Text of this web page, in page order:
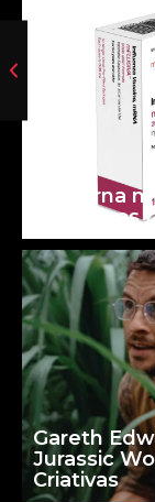
Moderna
as Vacinas
Gareth
Jurassic
Criativas